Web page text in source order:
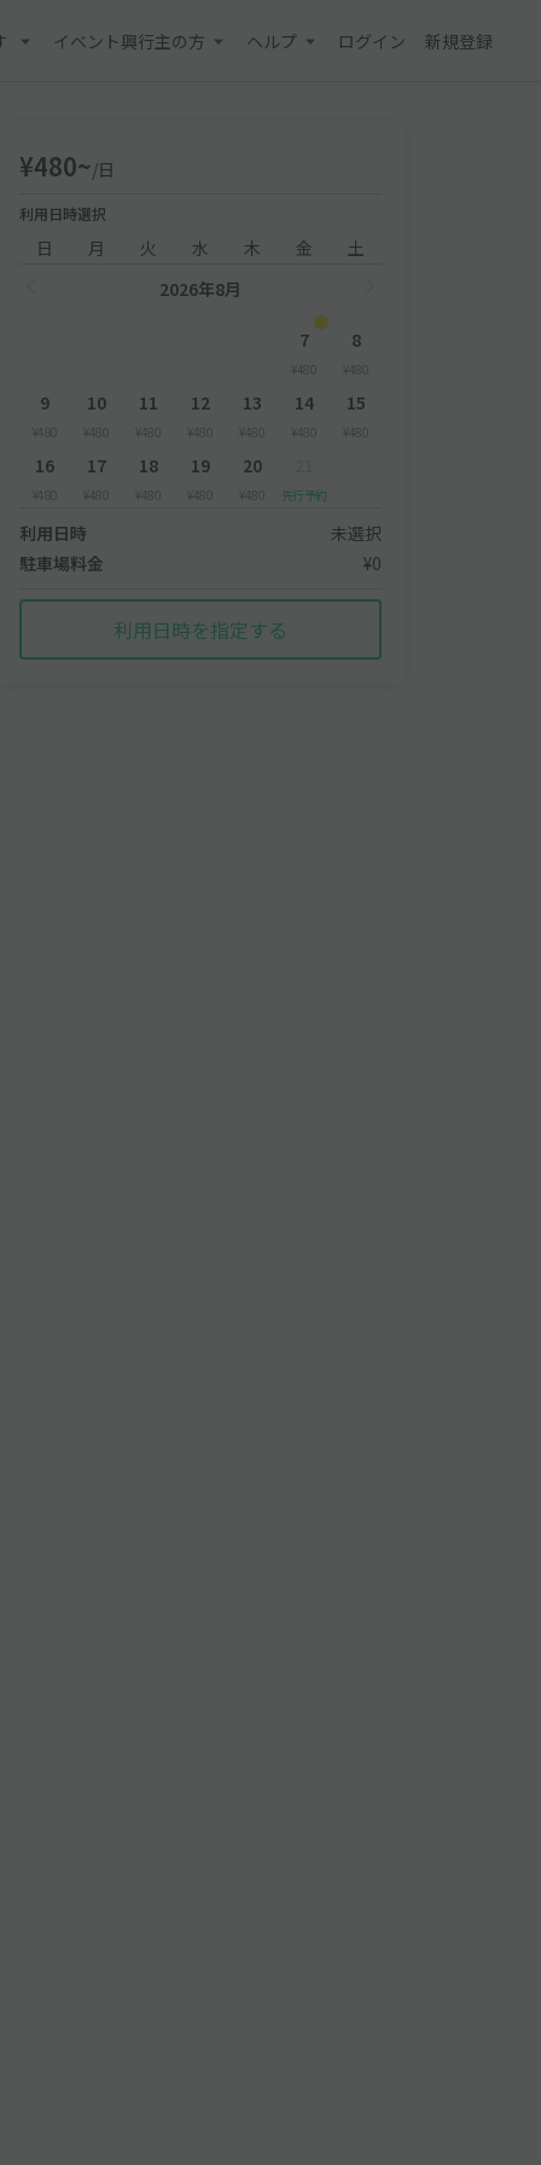
イベント興行主の方 ヘルプ ログイン 新規登録
¥480~/日
利用日時選択
日 月 火 水 木 金
土
2026年8月
7
¥480
8
¥480
9
¥480
10
¥480
11
¥480
12
¥480
13
¥480
14
¥480
15
¥480
16
¥480
17
¥480
18
¥480
19
¥480
20
¥480 先行予約
利用日時
未選択
駐車場料金
¥0
利用日時を指定する